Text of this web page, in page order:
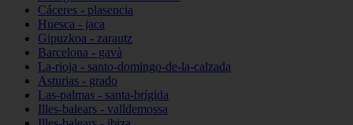
Cáceres - plasencia
Huesca - jaca
Gipuzkoa - zarautz
Barcelona - gavà
La-rioja - santo-domingo-de-la-calzada
Asturias - grado
Las-palmas - santa-brígida
Illes-balears - valldemossa